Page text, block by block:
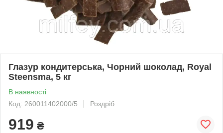
Глазур кондитерська, Чорний шоколад, Royal
Steensma, 5 кг
В наявності
Код: 260011402000/5
Роздріб
919 ₴